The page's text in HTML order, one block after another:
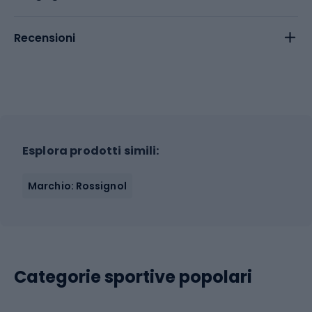
Recensioni
Esplora prodotti simili:
Marchio: Rossignol
Categorie sportive popolari